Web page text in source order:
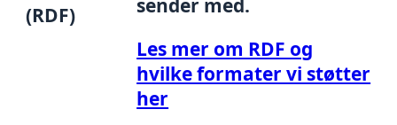
(RDF)
sender med.
Les mer om RDF og
hvilke formater vi støtter
her